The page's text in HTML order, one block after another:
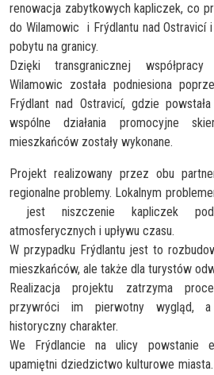
renowacja zabytkowych kapliczek, co
do Wilamowic i Frýdlantu nad Ostravicí
pobytu na granicy.
Dzięki transgranicznej
Wilamowic została podniesiona
Frýdlant nad Ostravicí, gdzie
wspólne działania promocyjne
mieszkańców zostały wykonane.
Projekt realizowany przez obu
regionalne problemy. Lokalnym
jest niszczenie kapliczek pod
atmosferycznych i upływu czasu.
W przypadku Frýdlantu jest to
mieszkańców, ale także dla turystów
Realizacja projektu zatrzyma
przywróci im pierwotny wygląd, a
historyczny charakter.
We Frýdlancie na ulicy powstanie
upamiętni dziedzictwo kulturowe